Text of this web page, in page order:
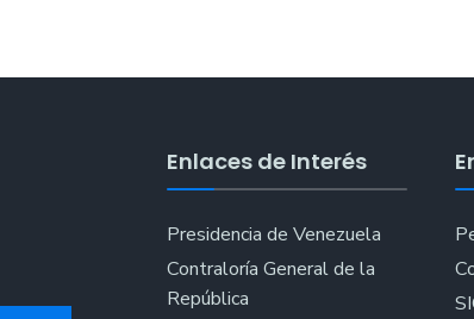
Enlaces de Interés
Presidencia de Venezuela
Contraloría General de la
República